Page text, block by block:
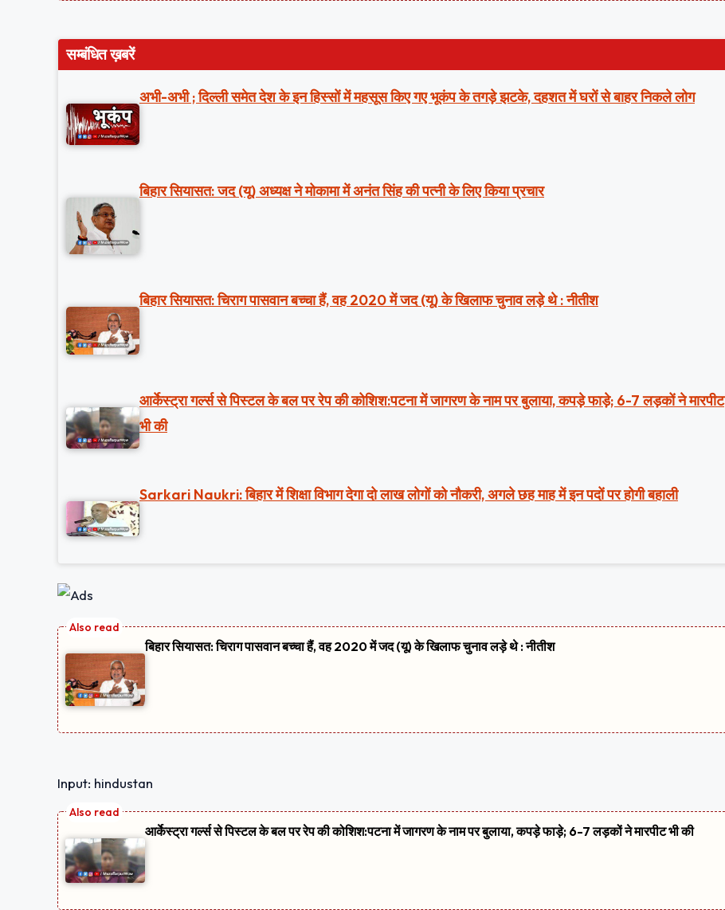
सम्बंधित ख़बरें
अभी-अभी ; दिल्ली समेत देश के इन हिस्सों में महसूस किए गए भूकंप के तगड़े झटके, दहशत में घरों से बाहर निकले लोग
बिहार सियासत: जद (यू) अध्यक्ष ने मोकामा में अनंत सिंह की पत्नी के लिए किया प्रचार
बिहार सियासत: चिराग पासवान बच्चा हैं, वह 2020 में जद (यू) के खिलाफ चुनाव लड़े थे : नीतीश
आर्केस्ट्रा गर्ल्स से पिस्टल के बल पर रेप की कोशिश:पटना में जागरण के नाम पर बुलाया, कपड़े फाड़े; 6-7 लड़कों ने मारपीट
भी की
Sarkari Naukri: बिहार में शिक्षा विभाग देगा दो लाख लोगों को नौकरी, अगले छह माह में इन पदों पर होगी बहाली
बिहार सियासत: चिराग पासवान बच्चा हैं, वह 2020 में जद (यू) के खिलाफ चुनाव लड़े थे : नीतीश
Input: hindustan
आर्केस्ट्रा गर्ल्स से पिस्टल के बल पर रेप की कोशिश:पटना में जागरण के नाम पर बुलाया, कपड़े फाड़े; 6-7 लड़कों ने मारपीट भी की